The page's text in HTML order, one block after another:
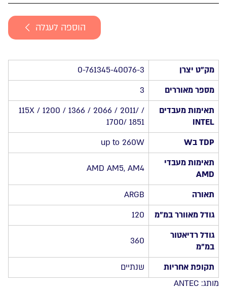
LUNA
360
White
ARGB
הוספה לעגלה
מק”ט יצרן
0-761345-40076-3
מספר מאוררים
3
תאימות מעבדים
INTEL
/ 115X / 1200 / 1366 / 2066 / 2011/
1700/ 1851
TDP בW
up to 260W
תאימות מעבדי
AMD
AMD AM5, AM4
תאורה
ARGB
גודל מאוורר במ”מ
120
גודל רדיאטור
במ”מ
360
תקופת אחריות
שנתיים
מותג: ANTEC